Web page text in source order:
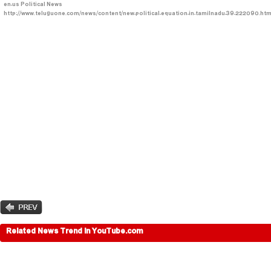
en-usPolitical News
http://www.teluguone.com/news/content/new-political-equation-in-tamilnadu-39-